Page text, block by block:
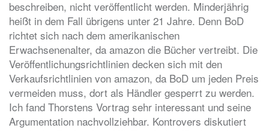
beschreiben, nicht veröffentlicht werden. Minderjährig
heißt in dem Fall übrigens unter 21 Jahre. Denn BoD
richtet sich nach dem amerikanischen
Erwachsenenalter, da amazon die Bücher vertreibt. Die
Veröffentlichungsrichtlinien decken sich mit den
Verkaufsrichtlinien von amazon, da BoD um jeden Preis
vermeiden muss, dort als Händler gesperrt zu werden.
Ich fand Thorstens Vortrag sehr interessant und seine
Argumentation nachvollziehbar. Kontrovers diskutiert